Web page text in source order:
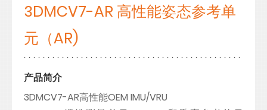
3DMCV7-AR 高性能姿态参考单
元（AR)
产品简介
3DMCV7-AR高性能OEM IMU/VRU